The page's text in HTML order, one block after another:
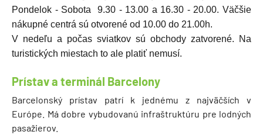
Pondelok - Sobota 9.30 - 13.00 a 16.30 - 20.00. Väčšie
nákupné centrá sú otvorené od 10.00 do 21.00h.
V nedeľu a počas sviatkov sú obchody zatvorené. Na
turistických miestach to ale platiť nemusí.
Prístav a terminál Barcelony
Barcelonský prístav patrí k jednému z najväčších v
Európe. Má dobre vybudovanú infraštruktúru pre lodných
pasažierov.